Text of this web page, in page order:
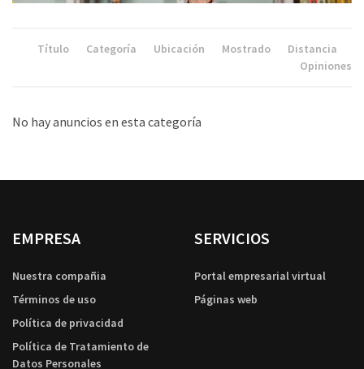
Título Categoría Ubicación Mostrado
Distancia
Opiniones
No hay anuncios en esta categoría
EMPRESA
Nuestra compañia
Términos de uso
Política de privacidad
Política de Tratamiento de
Datos Personales
SERVICIOS
Portal empresarial virtual
Páginas web